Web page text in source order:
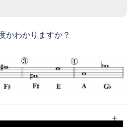
かわかりますか？